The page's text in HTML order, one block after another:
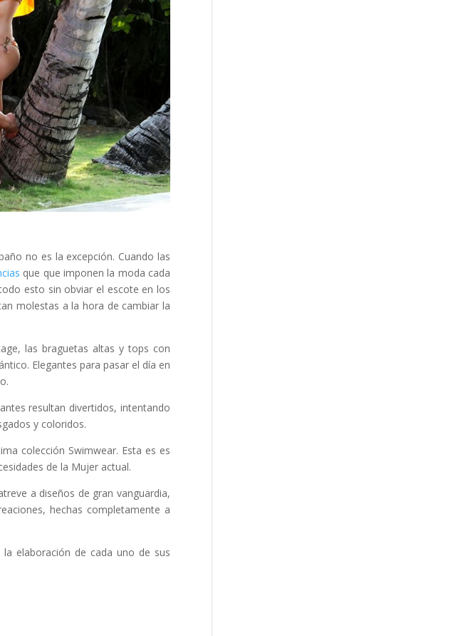
no es la excepción. Cuando las
que que imponen la moda cada
esto sin obviar el escote en los
molestas a la hora de cambiar la
las braguetas altas y tops con
Elegantes para pasar el día en
resultan divertidos, intentando
y coloridos.
colección Swimwear. Esta es es
de la Mujer actual.
a diseños de gran vanguardia,
hechas completamente a
elaboración de cada uno de sus